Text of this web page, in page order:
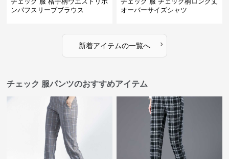
ンパフスリーブブラウス
オーバーサイズシャツ
新着アイテムの一覧へ ›
チェック 服パンツのおすすめアイテム